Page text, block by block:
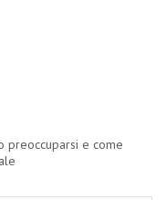
preoccuparsi e come